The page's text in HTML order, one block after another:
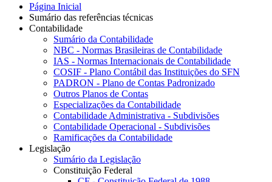
Página Inicial
Sumário das referências técnicas
Contabilidade
Sumário da Contabilidade
NBC - Normas Brasileiras de Contabilidade
IAS - Normas Internacionais de Contabilidade
COSIF - Plano Contábil das Instituições do SFN
PADRON - Plano de Contas Padronizado
Outros Planos de Contas
Especializações da Contabilidade
Contabilidade Administrativa - Subdivisões
Contabilidade Operacional - Subdivisões
Ramificações da Contabilidade
Legislação
Sumário da Legislação
Constituição Federal